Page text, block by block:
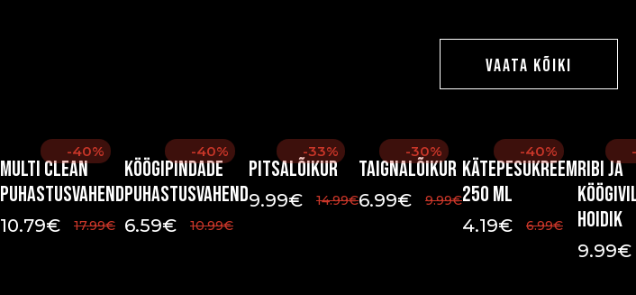
VAATA KÕIKI
-40%
Multi Clean
puhastusvahend
17.99€
10.79€
-40%
Köögipindade
puhastusvahend
10.99€
6.59€
-33%
Pitsalõikur
14.99€
9.99€
-30%
Taignalõikur
9.99€
6.99€
-40%
Kätepesukreem
250 ml
6.99€
4.19€
Ribi ja
hoidik
9.99€